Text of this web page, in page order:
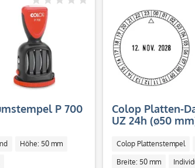
P 700
Höhe: 50 mm
Colop Platten-
UZ 24h (ø50
Colop Plattenstempel
Breite: 50 mm